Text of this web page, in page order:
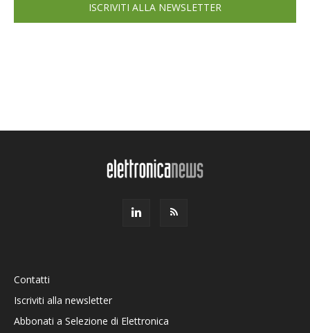
ISCRIVITI ALLA NEWSLETTER
Contatti
Iscriviti alla newsletter
Abbonati a Selezione di Elettronica